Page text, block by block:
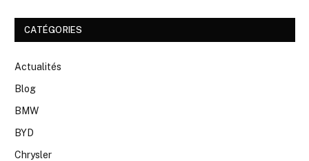
CATÉGORIES
Actualités
Blog
BMW
BYD
Chrysler